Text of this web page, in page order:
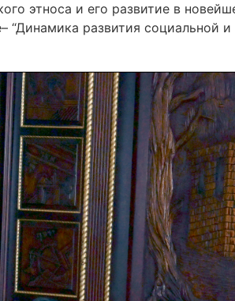
этноса и его развитие в
“Динамика развития социальной